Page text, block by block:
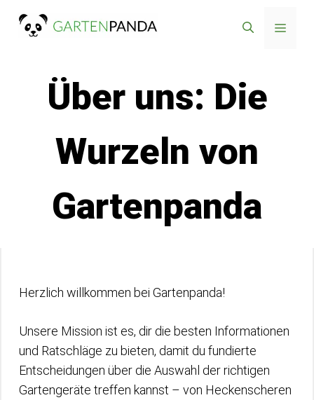
Inhalt
Menü
Über uns: Die
Wurzeln von
Gartenpanda
Herzlich willkommen bei Gartenpanda!
Unsere Mission ist es, dir die besten Informationen
und Ratschläge zu bieten, damit du fundierte
Entscheidungen über die Auswahl der richtigen
Gartengeräte treffen kannst – von Heckenscheren